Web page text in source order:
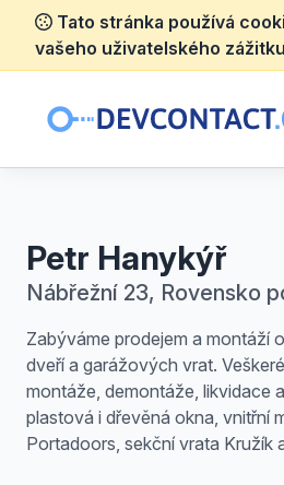
Tato stránka používá
vašeho uživatelského
Petr Hanykýř
Nábřežní 23, Rovensko
Zabýváme prodejem a montáží
dveří a garážových vrat.
montáže, demontáže, likvidace
plastová i dřevěná okna, vnitřní
Portadoors, sekční vrata Kružík